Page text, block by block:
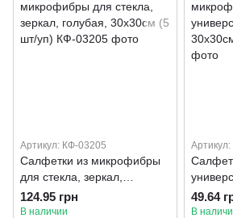
Артикул: КФ-03205
Салфетки из микрофибры
для стекла, зеркал,
голубая, 30х30см (5 шт/уп)
124.95 грн
В наличии
49.64
В